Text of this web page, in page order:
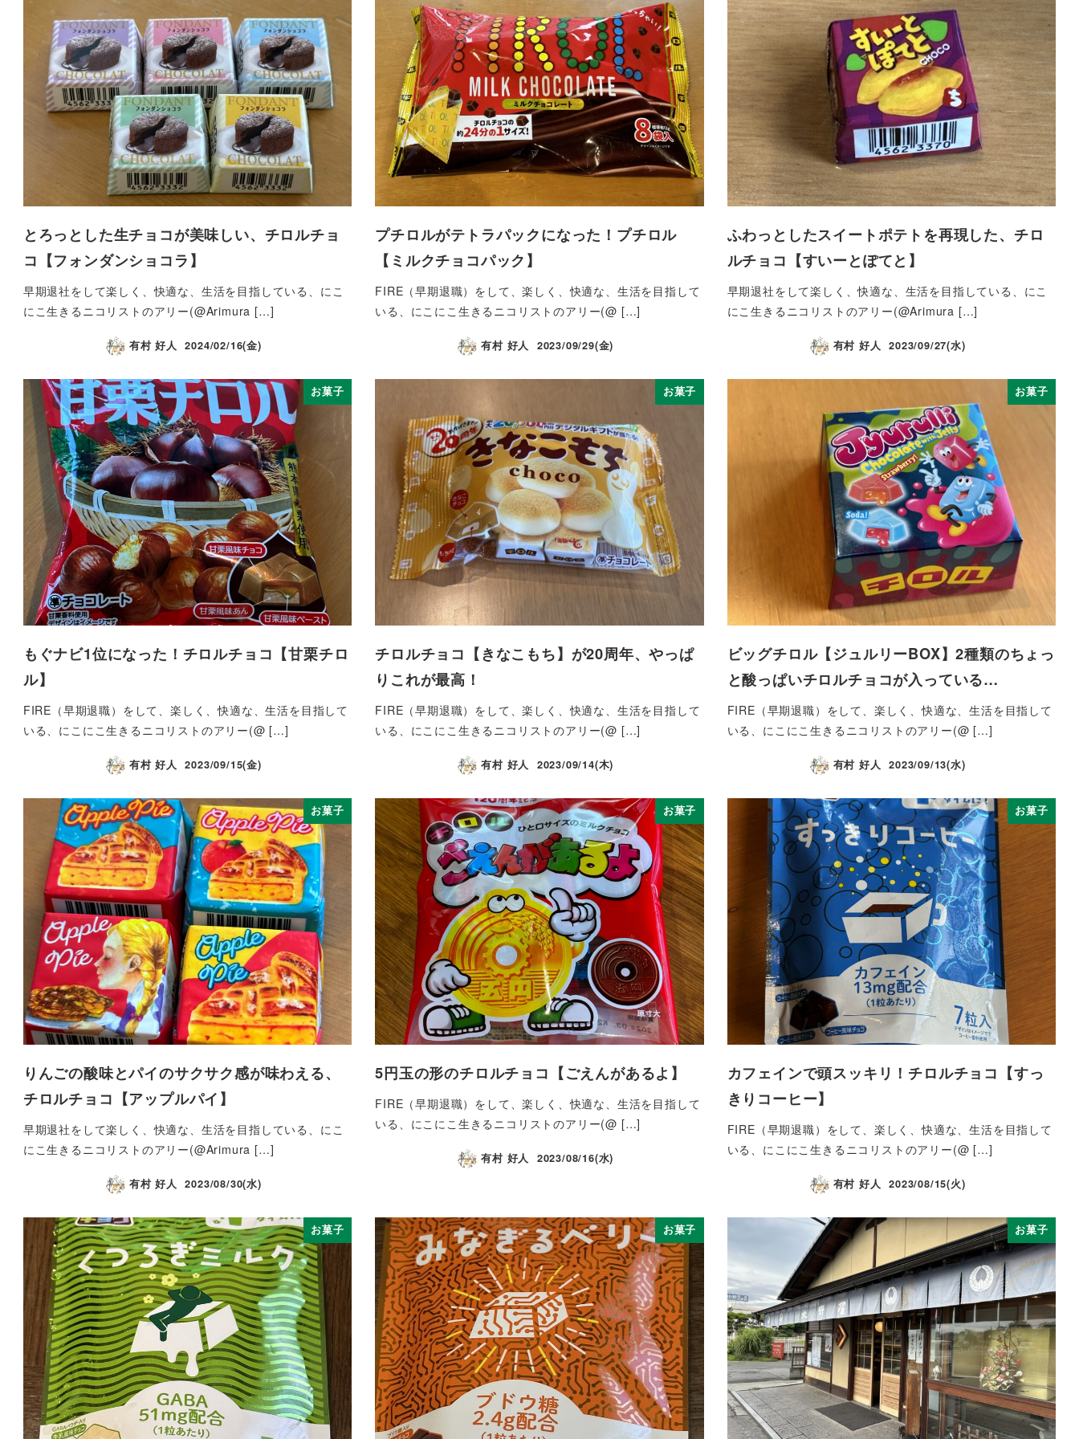
とろっとした生チョコが美味しい、チロルチョ
コ【フォンダンショコラ】
早期退社をして楽しく、快適な、生活を目指している、にこ
にこ生きるニコリストのアリー(@Arimura […]
有村 好人 2024/02/16(金)
プチロルがテトラパックになった！プチロル
【ミルクチョコパック】
FIRE（早期退職）をして、楽しく、快適な、生活を目指して
いる、にこにこ生きるニコリストのアリー(@ […]
有村 好人 2023/09/29(金)
ふわっとしたスイートポテトを再現した、チロ
ルチョコ【すいーとぽてと】
早期退社をして楽しく、快適な、生活を目指している、にこ
にこ生きるニコリストのアリー(@Arimura […]
有村 好人 2023/09/27(水)
お菓子
もぐナビ1位になった！チロルチョコ【甘栗チロ
ル】
FIRE（早期退職）をして、楽しく、快適な、生活を目指して
いる、にこにこ生きるニコリストのアリー(@ […]
有村 好人 2023/09/15(金)
お菓子
チロルチョコ【きなこもち】が20周年、やっぱ
りこれが最高！
FIRE（早期退職）をして、楽しく、快適な、生活を目指して
いる、にこにこ生きるニコリストのアリー(@ […]
有村 好人 2023/09/14(木)
お菓子
ビッグチロル【ジュルリーBOX】2種類のちょっ
と酸っぱいチロルチョコが入っている…
FIRE（早期退職）をして、楽しく、快適な、生活を目指して
いる、にこにこ生きるニコリストのアリー(@ […]
有村 好人 2023/09/13(水)
お菓子
りんごの酸味とパイのサクサク感が味わえる、
チロルチョコ【アップルパイ】
早期退社をして楽しく、快適な、生活を目指している、にこ
にこ生きるニコリストのアリー(@Arimura […]
有村 好人 2023/08/30(水)
お菓子
5円玉の形のチロルチョコ【ごえんがあるよ】
FIRE（早期退職）をして、楽しく、快適な、生活を目指して
いる、にこにこ生きるニコリストのアリー(@ […]
有村 好人 2023/08/16(水)
お菓子
カフェインで頭スッキリ！チロルチョコ【すっ
きりコーヒー】
FIRE（早期退職）をして、楽しく、快適な、生活を目指して
いる、にこにこ生きるニコリストのアリー(@ […]
有村 好人 2023/08/15(火)
お菓子 お菓子 お菓子